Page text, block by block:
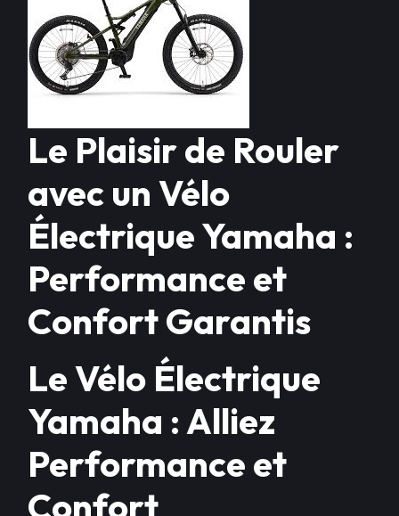
Le Plaisir de Rouler
avec un Vélo
Électrique Yamaha :
Performance et
Confort Garantis
Le Vélo Électrique
Yamaha : Alliez
Performance et
Confort